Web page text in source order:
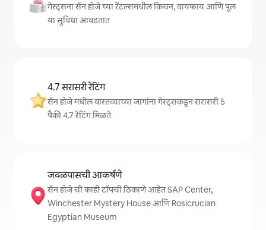
गेस्ट्सना सॅन होजे च्या रेंटल्समधील किचन, वायफाय आणि पूल
या सुविधा आवडतात
4.7 सरासरी रेटिंग
सॅन होजे मधील वास्तव्याच्या जागांना गेस्ट्सकडून सरासरी 5
पैकी 4.7 रेटिंग मिळते
जवळपासची आकर्षणे
सॅन होजे ची काही टॉपची ठिकाणे आहेत SAP Center,
Winchester Mystery House आणि Rosicrucian
Egyptian Museum